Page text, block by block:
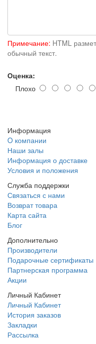
Примечание: HTML
обычный текст.
Оценка:
Плохо
Информация
O компании
Наши залы
Информация о доставке
Условия и положения
Служба поддержки
Связаться с нами
Возврат товара
Карта сайта
Блог
Дополнительно
Производители
Подарочные сертификаты
Партнерская программа
Акции
Личный Кабинет
Личный Кабинет
История заказов
Закладки
Рассылка